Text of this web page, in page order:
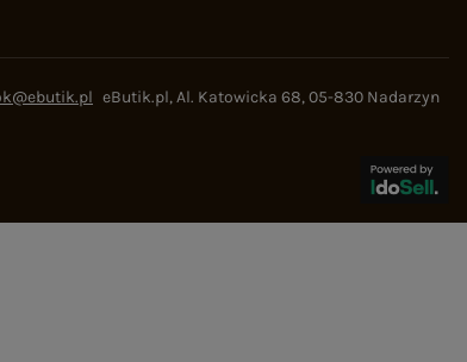
eButik.pl,Al. Katowicka 68,05-830 Nadarzyn